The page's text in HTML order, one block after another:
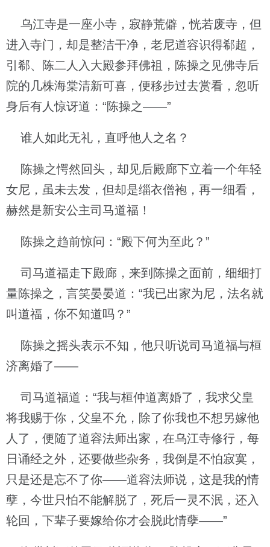
乌江寺是一座小寺，寂静荒僻，恍若废寺，但
进入寺门，却是整洁干净，老尼道容识得郗超，
引郗、陈二人入大殿参拜佛祖，陈操之见佛寺后
院的几株海棠清新可喜，便移步过去赏看，忽听
身后有人惊讶道：“陈操之——”
谁人如此无礼，直呼他人之名？
陈操之愕然回头，却见后殿廊下立着一个年轻
女尼，虽未去发，但却是缁衣僧袍，再一细看，
赫然是新安公主司马道福！
陈操之趋前惊问：“殿下何为至此？”
司马道福走下殿廊，来到陈操之面前，细细打
量陈操之，言笑晏晏道：“我已出家为尼，法名就
叫道福，你不知道吗？”
陈操之摇头表示不知，他只听说司马道福与桓
济离婚了——
司马道福道：“我与桓仲道离婚了，我求父皇
将我赐于你，父皇不允，除了你我也不想另嫁他
人了，便随了道容法师出家，在乌江寺修行，每
日诵经之外，还要做些杂务，我倒是不怕寂寞，
只是还是忘不了你——道容法师说，这是我的情
孽，今世只怕不能解脱了，死后一灵不泯，还入
轮回，下辈子要嫁给你才会脱此情孽——”